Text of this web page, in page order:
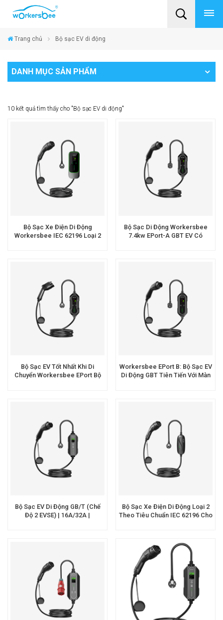
Trang chủ Bộ sạc EV di động
DANH MỤC SẢN PHẨM
10 kết quả tìm thấy cho "Bộ sạc EV di động"
Bộ Sạc Xe Điện Di Động
Workersbee IEC 62196 Loại 2
Bộ Sạc Di Động Workersbee
7.4kw EPort-A GBT EV Có
Bộ Sạc EV Tốt Nhất Khi Di
Chuyển Workersbee EPort Bộ
Workersbee EPort B: Bộ Sạc EV
Di Động GBT Tiên Tiến Với Màn
Bộ Sạc EV Di Động GB/T (Chế
Độ 2 EVSE) | 16A/32A |
Bộ Sạc Xe Điện Di Động Loại 2
Theo Tiêu Chuẩn IEC 62196 Cho